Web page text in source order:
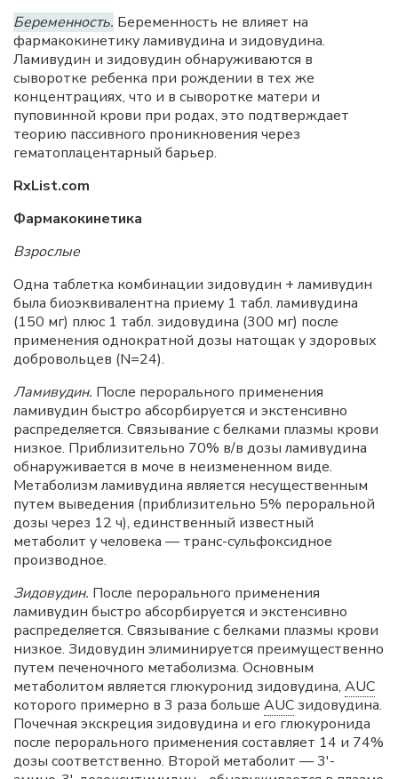
Беременность. Беременность не влияет на
фармакокинетику ламивудина и зидовудина.
Ламивудин и зидовудин обнаруживаются в
сыворотке ребенка при рождении в тех же
концентрациях, что и в сыворотке матери и
пуповинной крови при родах, это подтверждает
теорию пассивного проникновения через
гематоплацентарный барьер.
RxList.com
Фармакокинетика
Взрослые
Одна таблетка комбинации зидовудин + ламивудин
была биоэквивалентна приему 1 табл. ламивудина
(150 мг) плюс 1 табл. зидовудина (300 мг) после
применения однократной дозы натощак у здоровых
добровольцев (N=24).
Ламивудин. После перорального применения
ламивудин быстро абсорбируется и экстенсивно
распределяется. Связывание с белками плазмы крови
низкое. Приблизительно 70% в/в дозы ламивудина
обнаруживается в моче в неизмененном виде.
Метаболизм ламивудина является несущественным
путем выведения (приблизительно 5% пероральной
дозы через 12 ч), единственный известный
метаболит у человека — транс-сульфоксидное
производное.
Зидовудин. После перорального применения
ламивудин быстро абсорбируется и экстенсивно
распределяется. Связывание с белками плазмы крови
низкое. Зидовудин элиминируется преимущественно
путем печеночного метаболизма. Основным
метаболитом является глюкуронид зидовудина, AUC
которого примерно в 3 раза больше AUCзидовудина.
Почечная экскреция зидовудина и его глюкуронида
после перорального применения составляет 14 и 74%
дозы соответственно. Второй метаболит — 3'-